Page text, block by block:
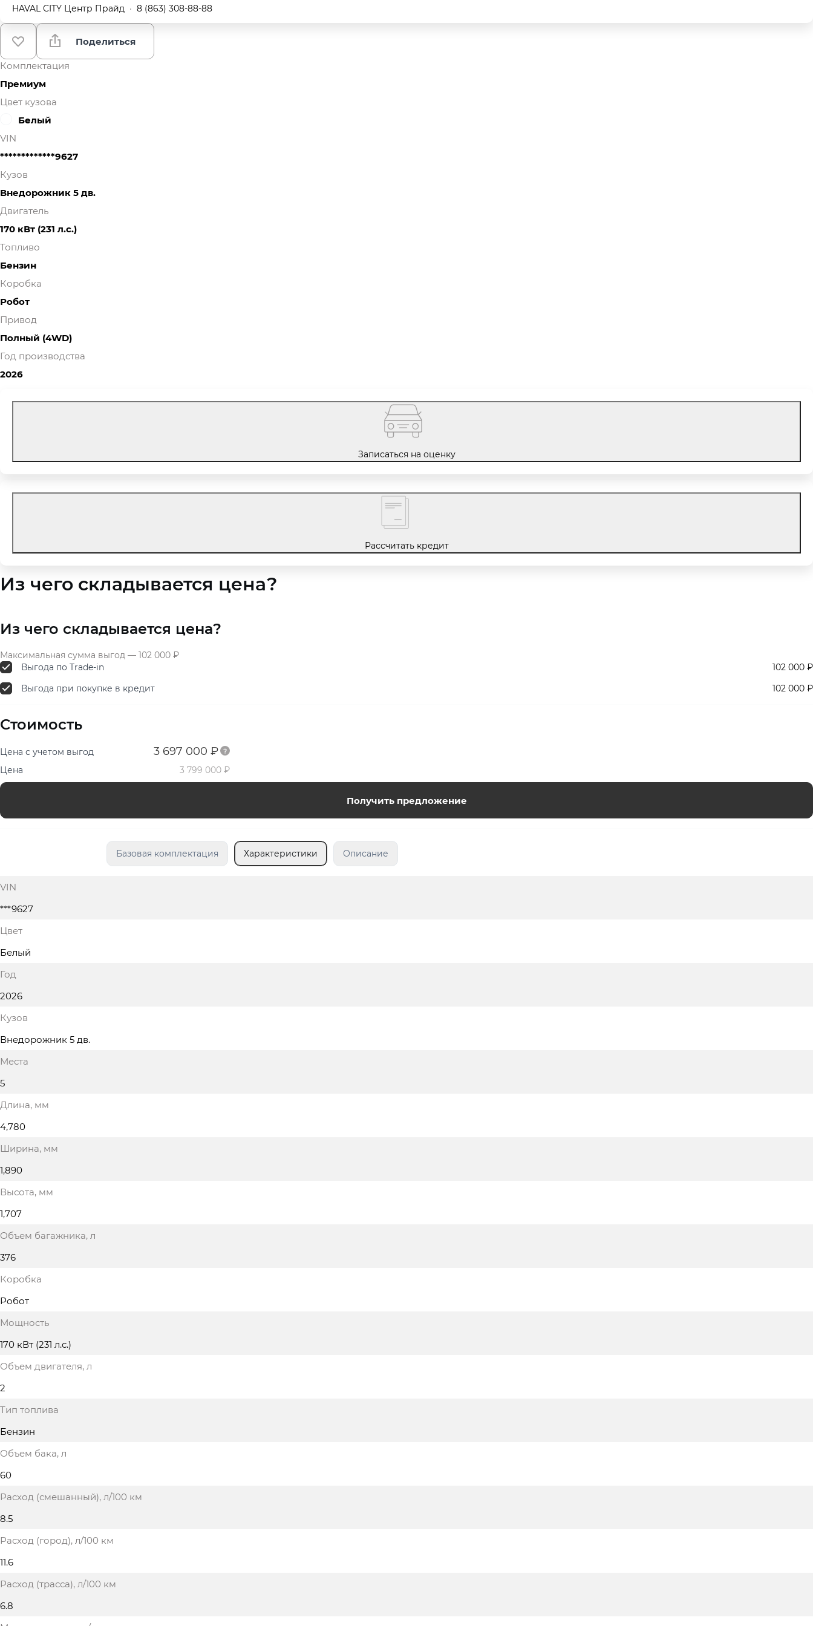
HAVAL CITY Центр Прайд · 8 (863) 308-88-88
Поделиться
Комплектация
Премиум
Цвет кузова
Белый
VIN
*************9627
Кузов
Внедорожник 5 дв.
Двигатель
170 кВт (231 л.с.)
Топливо
Бензин
Коробка
Робот
Привод
Полный (4WD)
Год производства
2026
Записаться на оценку
Рассчитать кредит
Из чего складывается цена?
Из чего складывается цена?
Максимальная сумма выгод — 102 000 ₽
Выгода по Trade-in
102 000 ₽
Выгода при покупке в кредит
102 000 ₽
Стоимость
Цена с учетом выгод 3 697 000 ₽
Цена 3 799 000 ₽
Получить предложение
Базовая комплектация Характеристики Описание
VIN
***9627
Цвет
Белый
Год
2026
Кузов
Внедорожник 5 дв.
Места
5
Длина, мм
4,780
Ширина, мм
1,890
Высота, мм
1,707
Объем багажника, л
376
Коробка
Робот
Мощность
170 кВт (231 л.с.)
Объем двигателя, л
2
Тип топлива
Бензин
Объем бака, л
60
Расход (смешанный), л/100 км
8.5
Расход (город), л/100 км
11.6
Расход (трасса), л/100 км
6.8